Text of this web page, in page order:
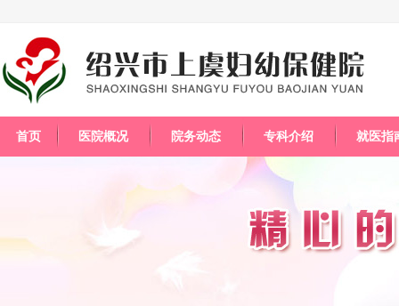
首页 医院概况 院务动态 专科介绍 就医指